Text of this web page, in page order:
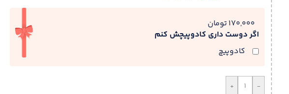
اگر دوست داری کادوپیچش کنم
کادوپیچ
170,000 تومان
-
+